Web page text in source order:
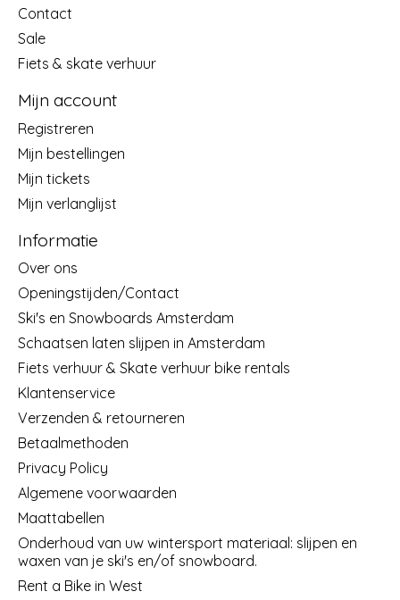
Contact
Sale
Fiets & skate verhuur
Mijn account
Registreren
Mijn bestellingen
Mijn tickets
Mijn verlanglijst
Informatie
Over ons
Openingstijden/Contact
Ski's en Snowboards Amsterdam
Schaatsen laten slijpen in Amsterdam
Fiets verhuur & Skate verhuur bike rentals
Klantenservice
Verzenden & retourneren
Betaalmethoden
Privacy Policy
Algemene voorwaarden
Maattabellen
Onderhoud van uw wintersport materiaal: slijpen en
waxen van je ski's en/of snowboard.
Rent a Bike in West